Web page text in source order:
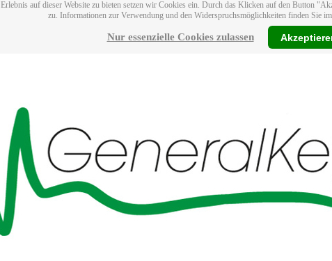
auf dieser Website zu bieten setzen wir Cookies ein. Durch das Klicken auf den Button
zu. Informationen zur Verwendung und den Widerspruchsmöglichkeiten finden Sie
Nur essenzielle Cookies zulassen